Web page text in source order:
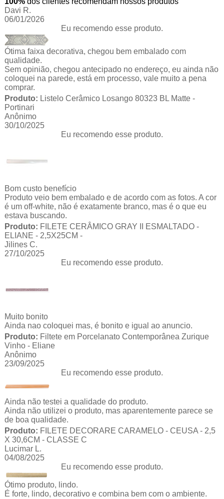
Davi R.
06/01/2026
Eu recomendo esse produto.
Ótima faixa decorativa, chegou bem embalado com
qualidade.
Sem opinião, chegou antecipado no endereço, eu ainda não
coloquei na parede, está em processo, vale muito a pena
comprar.
Produto: Listelo Cerâmico Losango 80323 BL Matte -
Portinari
Anônimo
30/10/2025
Eu recomendo esse produto.
Bom custo benefício
Produto veio bem embalado e de acordo com as fotos. A cor
é um off-white, não é exatamente branco, mas é o que eu
estava buscando.
Produto: FILETE CERÂMICO GRAY II ESMALTADO -
ELIANE - 2,5X25CM -
Jilines C.
27/10/2025
Eu recomendo esse produto.
Muito bonito
Ainda nao coloquei mas, é bonito e igual ao anuncio.
Produto: Filtete em Porcelanato Contemporânea Zurique
Vinho - Eliane
Anônimo
23/09/2025
Eu recomendo esse produto.
Ainda não testei a qualidade do produto.
Ainda não utilizei o produto, mas aparentemente parece se
de boa qualidade.
Produto: FILETE DECORARE CARAMELO - CEUSA - 2,5
X 30,6CM - CLASSE C
Lucimar L.
04/08/2025
Eu recomendo esse produto.
Ótimo produto, lindo.
É forte, lindo, decorativo e combina bem com o ambiente.